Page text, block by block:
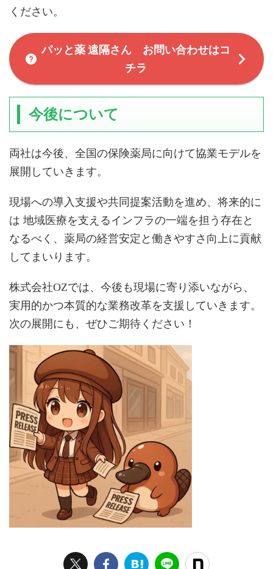
ください。
パッと薬 遠隔さん お問い合わせはコ
チラ
今後について
両社は今後、全国の保険薬局に向けて協業モデルを
展開していきます。
現場への導入支援や共同提案活動を進め、将来的に
は 地域医療を支えるインフラの一端を担う存在と
なるべく、薬局の経営安定と働きやすさ向上に貢献
してまいります。
株式会社OZでは、今後も現場に寄り添いながら、
実用的かつ本質的な業務改革を支援していきます。
次の展開にも、ぜひご期待ください！